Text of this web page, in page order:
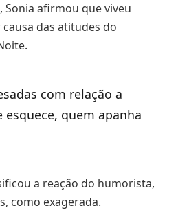
Sonia afirmou que viveu
das atitudes do
com relação a
quem apanha
a reação do humorista,
como exagerada.